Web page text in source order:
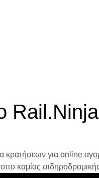
Rail.Ninja
για online
καμίας